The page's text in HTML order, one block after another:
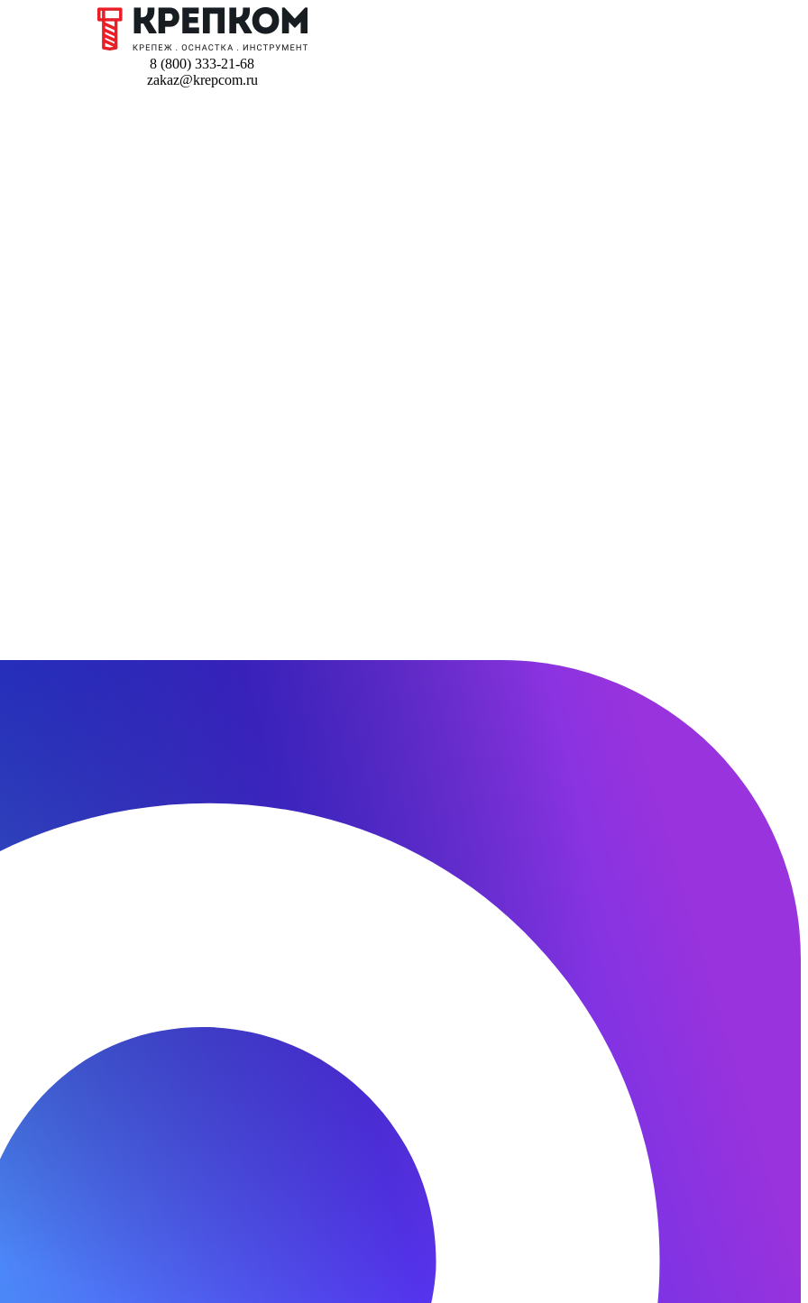
8 (800) 333-21-68
zakaz@krepcom.ru